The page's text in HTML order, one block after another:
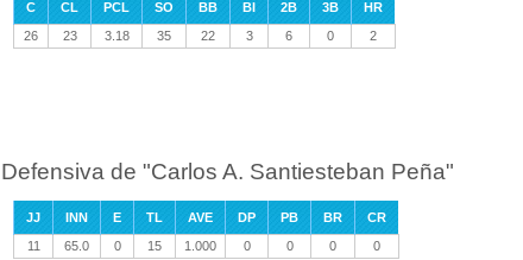
C CL PCL SO BB BI 2B 3B
HR
26
23 3.18 35 22 3 6 0 2
Defensiva de "Carlos A. Santiesteban Peña"
JJ INN E TL AVE DP PB BR
CR
11
65.0 0 15 1.000 0 0 0 0